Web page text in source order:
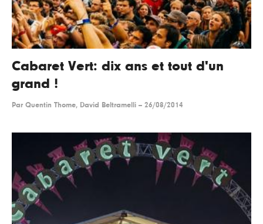
Cabaret Vert: dix ans et tout d'un
grand !
Par Quentin Thome, David Beltramelli -- 26/08/2014